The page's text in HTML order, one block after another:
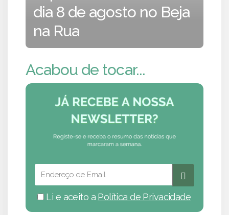
dia 8 de agosto no Beja
na Rua
Acabou de tocar...
Li e aceito a Política de Privacidade